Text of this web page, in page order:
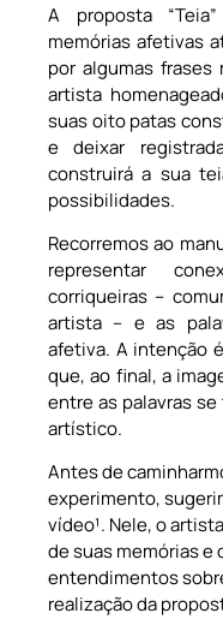
A proposta
memórias afetivas
por algumas
artista
suas oito patas
e deixar
construirá a sua
possibilidades.
Recorremos ao
representar
corriqueiras –
artista – e as
afetiva. A intenção
que, ao final, a
entre as palavras
artístico.
Antes de
experimento,
vídeo¹. Nele, o
de suas memórias e
entendimentos
realização da